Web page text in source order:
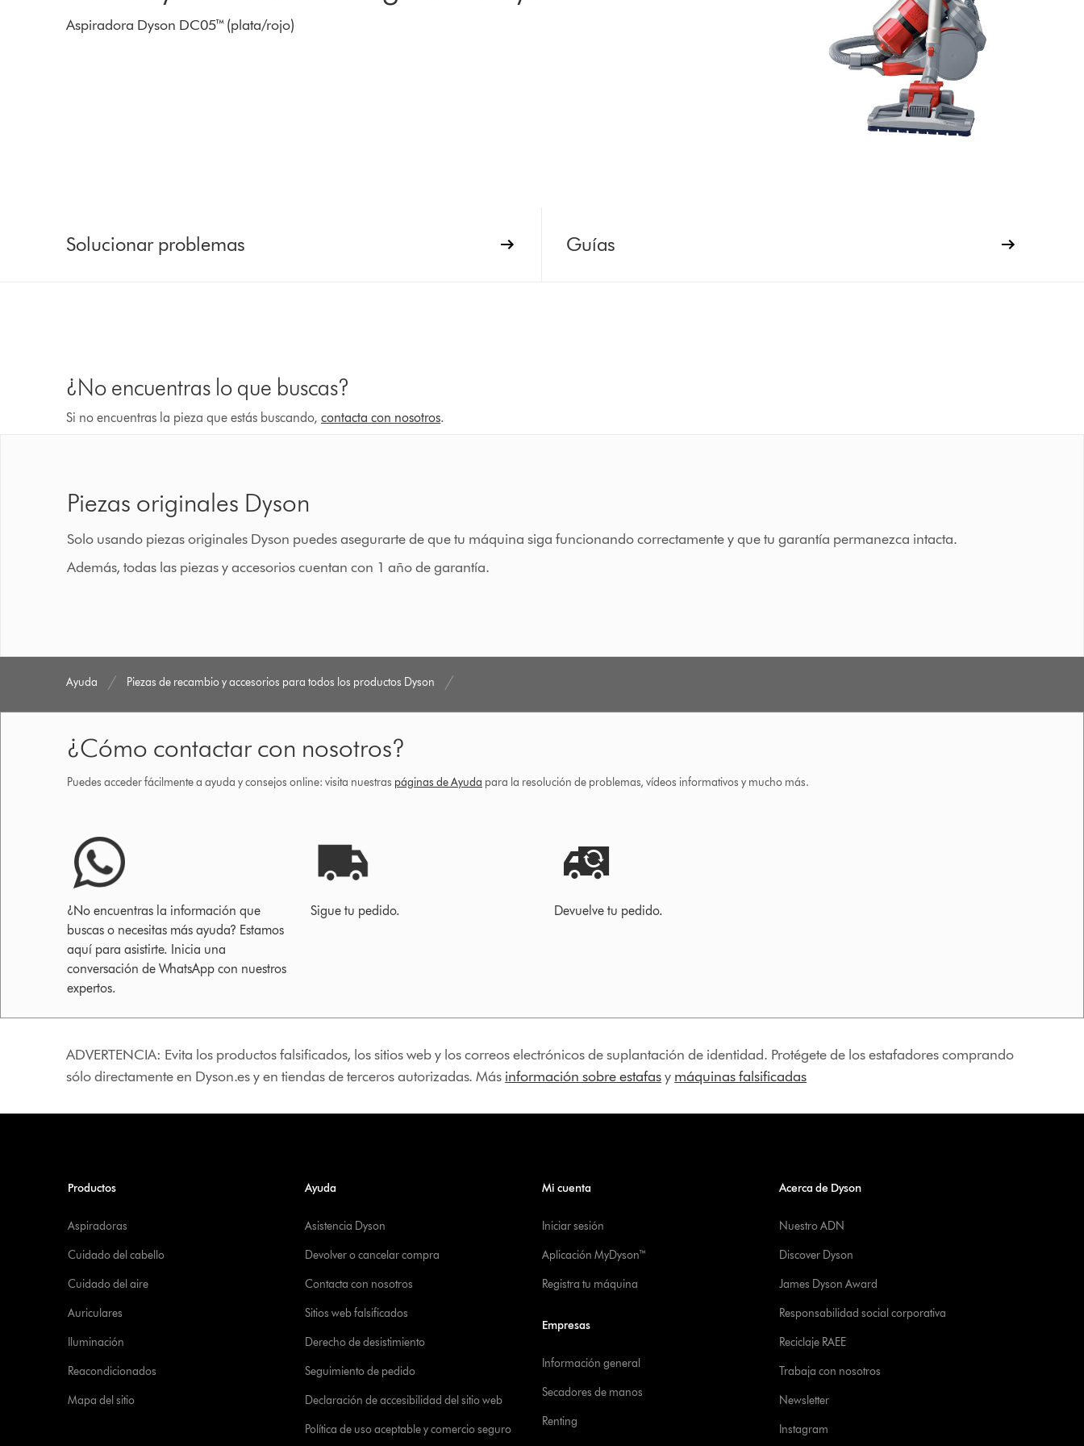
Aspiradora Dyson DC05™ (plata/rojo)
Solucionar problemas Guías
¿No encuentras lo que buscas?
Si no encuentras la pieza que estás buscando,contacta con nosotros.
Piezas originales Dyson
Solo usando piezas originales Dyson puedes asegurarte de que tu máquina siga funcionando correctamente y que tu garantía permanezca intacta.
Además, todas las piezas y accesorios cuentan con 1 año de garantía.
Ayuda Piezas de recambio y accesorios para todos los productos Dyson
¿Cómo contactar con nosotros?
Puedes acceder fácilmente a ayuda y consejos online: visita nuestras páginas de Ayuda para la resolución de problemas, vídeos informativos y mucho más.
¿No encuentras la información que
buscas o necesitas más ayuda? Estamos
aquí para asistirte. Inicia una
conversación de WhatsApp con nuestros
expertos.
Sigue tu pedido. Devuelve tu pedido.
ADVERTENCIA: Evita los productos falsificados, los sitios web y los correos electrónicos de suplantación de identidad. Protégete de los estafadores comprando
sólo directamente en Dyson.es y en tiendas de terceros autorizadas. Más información sobre estafasy máquinas falsificadas
Productos
Aspiradoras
Cuidado del cabello
Cuidado del aire
Auriculares
Iluminación
Reacondicionados
Mapa del sitio
Ayuda
Asistencia Dyson
Devolver o cancelar compra
Contacta con nosotros
Sitios web falsificados
Derecho de desistimiento
Seguimiento de pedido
Declaración de accesibilidad del sitio web
Política de uso aceptable y comercio seguro
Mi cuenta
Iniciar sesión
Aplicación MyDyson™
Registra tu máquina
Empresas
Información general
Secadores de manos
Renting
Acerca de Dyson
Nuestro ADN
Discover Dyson
James Dyson Award
Responsabilidad social corporativa
Reciclaje RAEE
Trabaja con nosotros
Newsletter
Instagram